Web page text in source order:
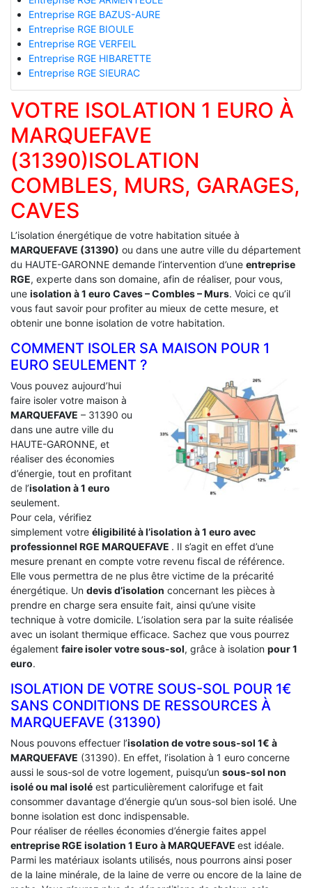
Entreprise RGE BAZUS-AURE
Entreprise RGE BIOULE
Entreprise RGE VERFEIL
Entreprise RGE HIBARETTE
Entreprise RGE SIEURAC
VOTRE ISOLATION 1 EURO À
MARQUEFAVE
(31390)ISOLATION
COMBLES, MURS, GARAGES,
CAVES
L’isolation énergétique de votre habitation située à
MARQUEFAVE (31390) ou dans une autre ville du département
du HAUTE-GARONNE demande l’intervention d’une entreprise
RGE, experte dans son domaine, afin de réaliser, pour vous,
une isolation à 1 euro Caves – Combles – Murs. Voici ce qu’il
vous faut savoir pour profiter au mieux de cette mesure, et
obtenir une bonne isolation de votre habitation.
COMMENT ISOLER SA MAISON POUR 1
EURO SEULEMENT ?
Vous pouvez aujourd’hui
faire isoler votre maison à
MARQUEFAVE – 31390 ou
dans une autre ville du
HAUTE-GARONNE, et
réaliser des économies
d’énergie, tout en profitant
de l’isolation à 1 euro
seulement.
Pour cela, vérifiez
simplement votre éligibilité à l’isolation à 1 euro avec
professionnel RGE MARQUEFAVE . Il s’agit en effet d’une
mesure prenant en compte votre revenu fiscal de référence.
Elle vous permettra de ne plus être victime de la précarité
énergétique. Un devis d’isolation concernant les pièces à
prendre en charge sera ensuite fait, ainsi qu’une visite
technique à votre domicile. L’isolation sera par la suite réalisée
avec un isolant thermique efficace. Sachez que vous pourrez
également faire isoler votre sous-sol, grâce à isolation pour 1
euro.
ISOLATION DE VOTRE SOUS-SOL POUR 1€
SANS CONDITIONS DE RESSOURCES À
‎MARQUEFAVE (31390)
Nous pouvons effectuer l’isolation de votre sous-sol 1€ à
MARQUEFAVE (31390). En effet, l’isolation à 1 euro concerne
aussi le sous-sol de votre logement, puisqu’un sous-sol non
isolé ou mal isolé est particulièrement calorifuge et fait
consommer davantage d’énergie qu’un sous-sol bien isolé. Une
bonne isolation est donc indispensable.
Pour réaliser de réelles économies d’énergie faites appel
entreprise RGE isolation 1 Euro à MARQUEFAVE est idéale.
Parmi les matériaux isolants utilisés, nous pourrons ainsi poser
de la laine minérale, de la laine de verre ou encore de la laine de